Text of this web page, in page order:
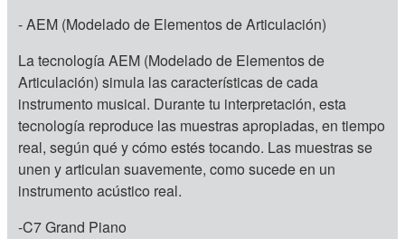
- AEM (Modelado de Elementos de Articulación)
La tecnología AEM (Modelado de Elementos de
Articulación) simula las características de cada
instrumento musical. Durante tu interpretación, esta
tecnología reproduce las muestras apropiadas, en tiempo
real, según qué y cómo estés tocando. Las muestras se
unen y articulan suavemente, como sucede en un
instrumento acústico real.
-C7 Grand Piano